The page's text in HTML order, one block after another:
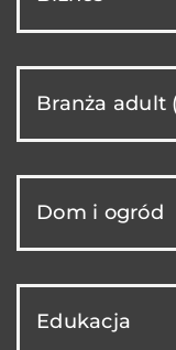
Branża adult
Dom i ogród
Edukacja